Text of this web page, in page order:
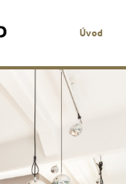
Úvod